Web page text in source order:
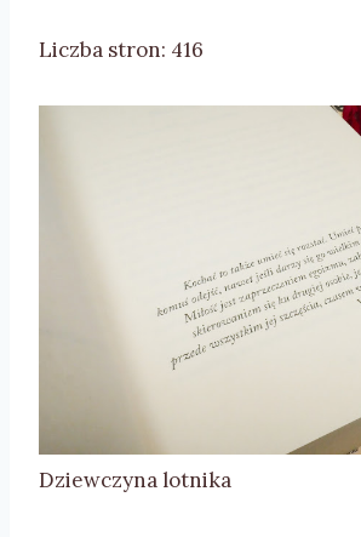
Liczba stron: 416
Dziewczyna lotnika